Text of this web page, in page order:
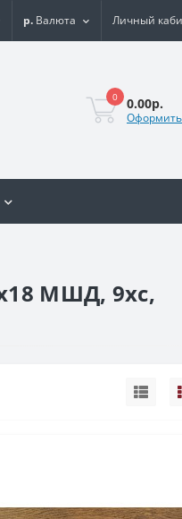
р. Валюта Личный
0 0.00р.
Оформить
МШД, 9хс,